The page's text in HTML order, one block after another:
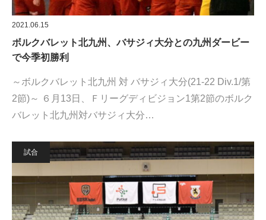
2021.06.15
ボルクバレット北九州、バサジィ大分との九州ダービー
で今季初勝利
～ボルクバレット北九州 対 バサジィ大分(21-22 Div.1/第
2節)～ ６月13日、Ｆリーグディビジョン1第2節のボルク
バレット北九州対バサジィ大分…
試合